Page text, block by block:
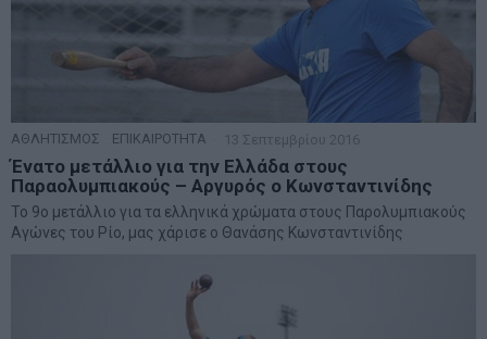
ΑΘΛΗΤΙΣΜΟΣ ΕΠΙΚΑΙΡΟΤΗΤΑ 13 Σεπτεμβρίου 2016
Ένατο μετάλλιο για την Ελλάδα στους
Παραολυμπιακούς – Αργυρός ο Κωνσταντινίδης
Το 9ο μετάλλιο για τα ελληνικά χρώματα στους Παρολυμπιακούς
Αγώνες του Ρίο, μας χάρισε ο Θανάσης Κωνσταντινίδης